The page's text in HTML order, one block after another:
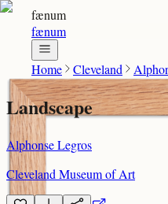
fænum
fænum
Home Cleveland
Landscape
Alphonse Legros
Cleveland Museum of Art